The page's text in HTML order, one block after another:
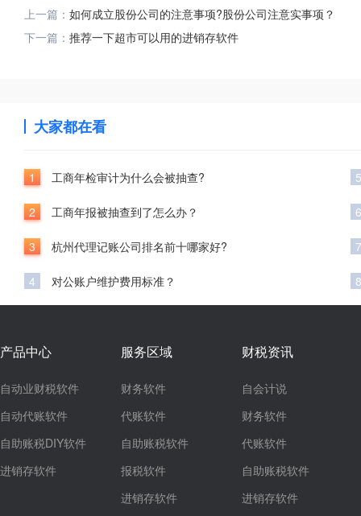
上一篇： 如何成立股份公司的注意事项?股份公司注意实事项？
下一篇： 推荐一下超市可以用的进销存软件
大家都在看
1 工商年检审计为什么会被抽查?
2 工商年报被抽查到了怎么办？
3 杭州代理记账公司排名前十哪家好?
4 对公账户维护费用标准？
5
6
7
8
产品中心
自动业财税软件
自动代账软件
自助账税DIY软件
进销存软件
服务区域
财务软件
代账软件
自助账税软件
报税软件
进销存软件
财税资讯
自会计说
财务软件
代账软件
自助账税软件
进销存软件